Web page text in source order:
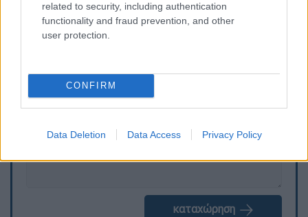
related to security, including authentication
functionality and fraud prevention, and other
user protection.
CONFIRM
Data Deletion Data Access Privacy Policy
καταχώρηση